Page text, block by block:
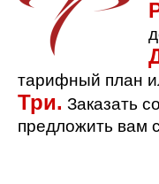
тарифный план
Три. Заказать
предложить вам